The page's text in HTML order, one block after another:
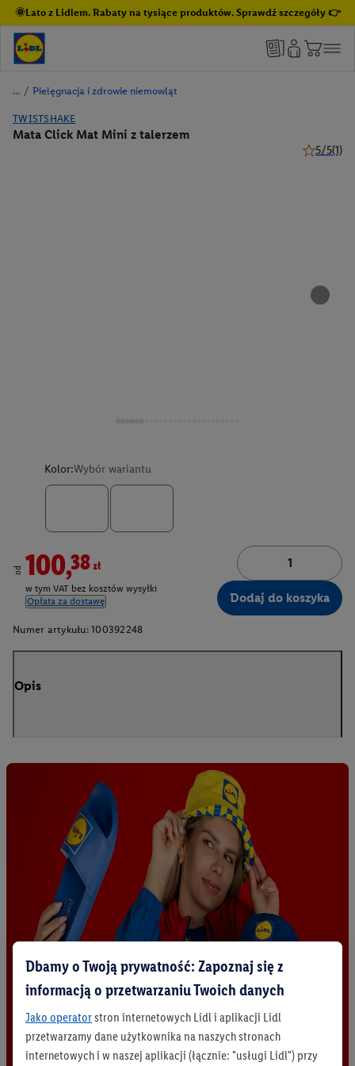
🌞Lato z Lidlem. Rabaty na tysiące produktów. Sprawdź szczegóły 👉
/ Pielęgnacja i zdrowie niemowląt
TWISTSHAKE
Mata Click Mat Mini z talerzem
5/5(1)
Kolor:Wybór wariantu
od 100,38zł
w tym VAT bez kosztów wysyłki
Opłata za dostawę
Dodaj do koszyka
Numer artykułu: 100392248
Opis
Dbamy o Twoją prywatność: Zapoznaj się z
informacją o przetwarzaniu Twoich danych
Jako operatorstron internetowych Lidl i aplikacji Lidl
przetwarzamy dane użytkownika na naszych stronach
internetowych i w naszej aplikacji (łącznie: "usługi Lidl") przy